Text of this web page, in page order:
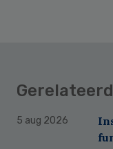
5 aug 2026